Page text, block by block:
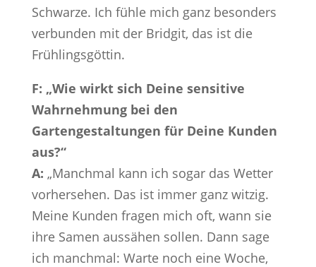
Schwarze. Ich fühle mich ganz besonders
verbunden mit der Bridgit, das ist die
Frühlingsgöttin.
F: „Wie wirkt sich Deine sensitive
Wahrnehmung bei den
Gartengestaltungen für Deine Kunden
aus?“
A: „Manchmal kann ich sogar das Wetter
vorhersehen. Das ist immer ganz witzig.
Meine Kunden fragen mich oft, wann sie
ihre Samen aussähen sollen. Dann sage
ich manchmal: Warte noch eine Woche,